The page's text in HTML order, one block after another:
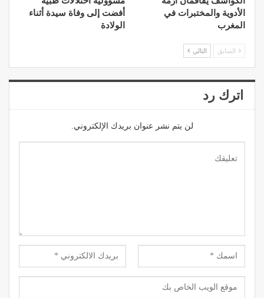
الأدوية والمختبرات في
المغرب
أفضت إلى وفاة سيدة أثناء
الولادة
السابق التالي
اترك رد
لن يتم نشر عنوان بريدك الإلكتروني.